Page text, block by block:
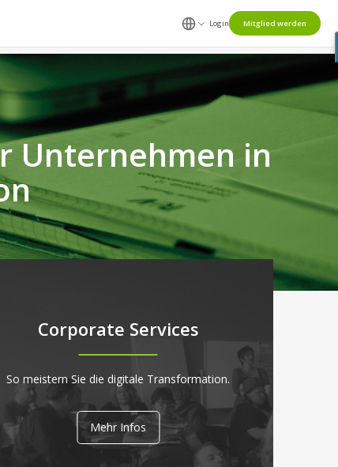
Login Mitglied werden
Unternehmen in
Corporate Services
So meistern Sie die digitale Transformation.
Mehr Infos